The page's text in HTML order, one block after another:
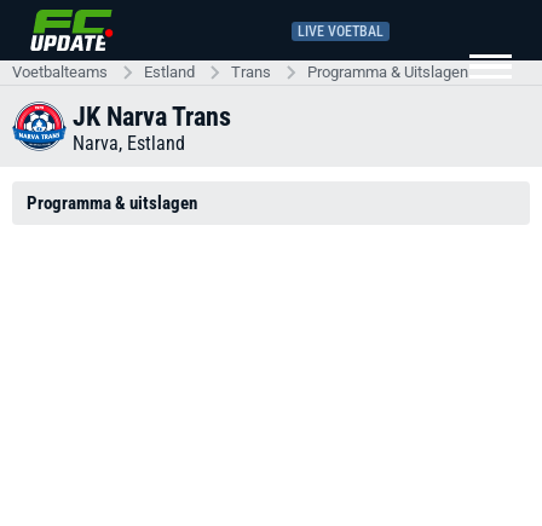
LIVE VOETBAL
Voetbalteams Estland Trans Programma & Uitslagen
JK Narva Trans
Narva, Estland
Programma & uitslagen